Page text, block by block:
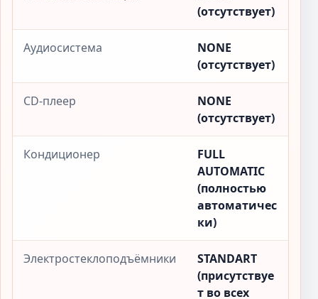
(отсутствует)
Аудиосистема
NONE
(отсутствует)
CD-плеер
NONE
(отсутствует)
Кондиционер
FULL
AUTOMATIC
(полностью
автоматичес
ки)
Электростеклоподъёмники
STANDART
(присутствуе
т во всех